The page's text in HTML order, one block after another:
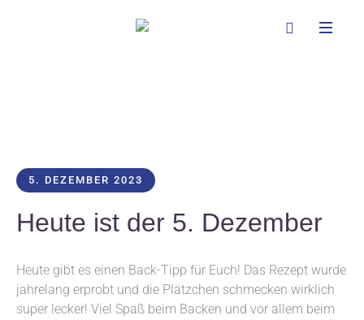
5. DEZEMBER 2023
Heute ist der 5. Dezember
Heute gibt es einen Back-Tipp für Euch! Das Rezept wurde
jahrelang erprobt und die Plätzchen schmecken wirklich
super lecker! Viel Spaß beim Backen und vor allem beim